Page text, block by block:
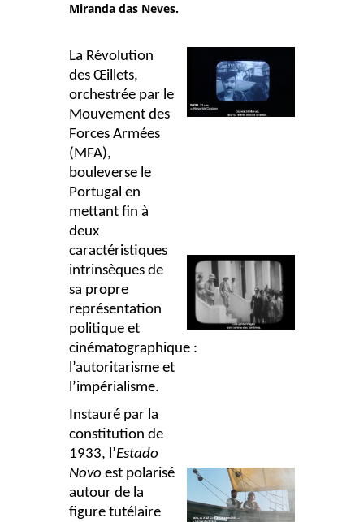
Miranda das Neves.
La Révolution
des Œillets,
orchestrée par le
Mouvement des
Forces Armées
(MFA),
bouleverse le
Portugal en
mettant fin à
deux
caractéristiques
intrinsèques de
sa propre
représentation
politique et
cinématographique :
l’autoritarisme et
l’impérialisme.
Instauré par la
constitution de
1933, l’Estado
Novo est polarisé
autour de la
figure tutélaire